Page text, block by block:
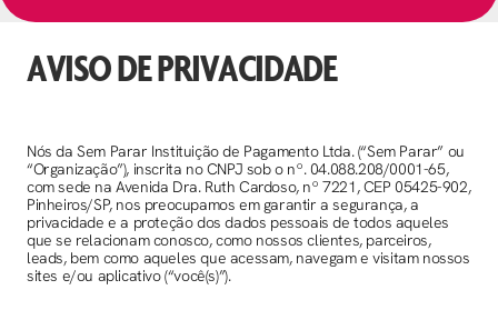
AVISO DE PRIVACIDADE
Nós da Sem Parar Instituição de Pagamento Ltda. (“Sem Parar” ou
“Organização”), inscrita no CNPJ sob o nº. 04.088.208/0001-65,
com sede na Avenida Dra. Ruth Cardoso, nº 7221, CEP 05425-902,
Pinheiros/SP, nos preocupamos em garantir a segurança, a
privacidade e a proteção dos dados pessoais de todos aqueles
que se relacionam conosco, como nossos clientes, parceiros,
leads, bem como aqueles que acessam, navegam e visitam nossos
sites e/ou aplicativo (“você(s)”).